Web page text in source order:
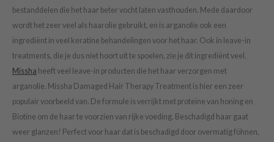
bestanddelen die het haar beter vocht laten vasthouden. Mede daardoor
wordt het zeer veel als haarolie gebruikt, en is arganolie ook een
ingrediënt in veel keratine behandelingen voor het haar. Ook in leave-in
treatments, die je dus niet hoort uit te spoelen, zie je dit ingrediënt veel.
Missha heeft veel leave-in producten die het haar verzorgen met
arganolie. Missha Damaged Hair Therapy Treatment is hier een zeer
populair voorbeeld van. De formule is verrijkt met proteïne van honing en
Biotine om de haar te voorzien van rijke voeding. Beschadigd haar gaat
weer glanzen! Perfect voor haar dat is beschadigd door overmatig föhnen,